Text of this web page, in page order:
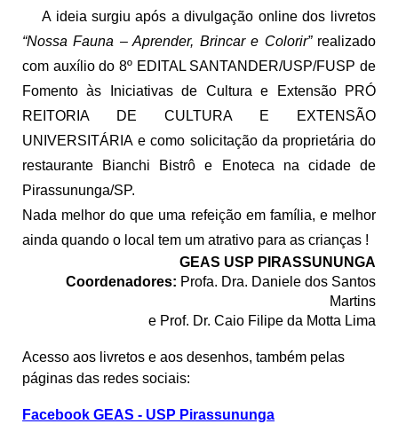
A ideia surgiu após a divulgação online dos livretos
“Nossa Fauna – Aprender, Brincar e Colorir” realizado
com auxílio do 8º EDITAL SANTANDER/USP/FUSP de
Fomento às Iniciativas de Cultura e Extensão PRÓ
REITORIA DE CULTURA E EXTENSÃO
UNIVERSITÁRIA e como solicitação da proprietária do
restaurante Bianchi Bistrô e Enoteca na cidade de
Pirassununga/SP.
Nada melhor do que uma refeição em família, e melhor
ainda quando o local tem um atrativo para as crianças !
GEAS USP PIRASSUNUNGA
Coordenadores: Profa. Dra. Daniele dos Santos
Martins
e Prof. Dr. Caio Filipe da Motta Lima
Acesso aos livretos e aos desenhos, também pelas
páginas das redes sociais:
Facebook GEAS - USP Pirassununga